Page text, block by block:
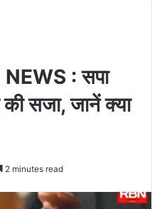
: सपा
सजा, जानें क्या
2 minutes read